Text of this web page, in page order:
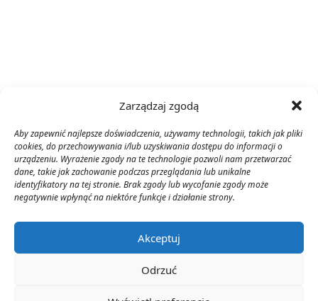
Zarządzaj zgodą
Aby zapewnić najlepsze doświadczenia, używamy technologii, takich jak pliki
cookies, do przechowywania i/lub uzyskiwania dostępu do informacji o
urządzeniu. Wyrażenie zgody na te technologie pozwoli nam przetwarzać
dane, takie jak zachowanie podczas przeglądania lub unikalne
identyfikatory na tej stronie. Brak zgody lub wycofanie zgody może
negatywnie wpłynąć na niektóre funkcje i działanie strony.
Akceptuj
Odrzuć